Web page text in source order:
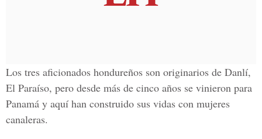
Los tres aficionados hondureños son originarios de Danlí,
El Paraíso, pero desde más de cinco años se vinieron para
Panamá y aquí han construido sus vidas con mujeres
canaleras.